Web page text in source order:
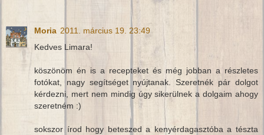
Moria 2011. március 19. 23:49
Kedves Limara!
köszönöm én is a recepteket és még jobban a részletes
fotókat, nagy segítséget nyújtanak. Szeretnék pár dolgot
kérdezni, mert nem mindig úgy sikerülnek a dolgaim ahogy
szeretném :)
sokszor írod hogy beteszed a kenyérdagasztóba a tészta